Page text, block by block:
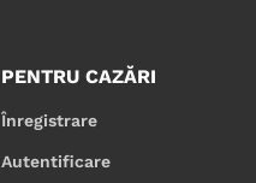
PENTRU CAZĂRI
Înregistrare
Autentificare